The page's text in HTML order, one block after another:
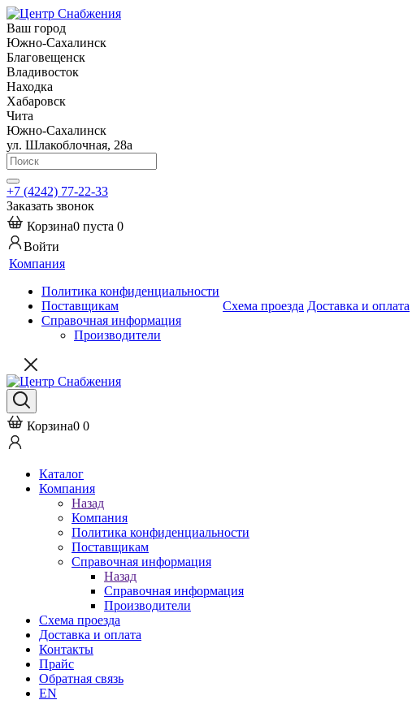
Ваш город
Южно-Сахалинск
Благовещенск
Владивосток
Находка
Хабаровск
Чита
Южно-Сахалинск
ул. Шлакоблочная, 28а
+7 (4242) 77-22-33
Заказать звонок
Корзина0 пуста 0
Войти
Компания
Политика конфиденциальности
Поставщикам
Справочная информация
Производители
Схема проезда Доставка и оплата
Корзина0 0
Каталог
Компания
Назад
Компания
Политика конфиденциальности
Поставщикам
Справочная информация
Назад
Справочная информация
Производители
Схема проезда
Доставка и оплата
Контакты
Прайс
Обратная связь
EN